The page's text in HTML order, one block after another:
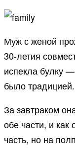
Муж с женой
30-летия
испекла булку
было традицией.
За завтраком
обе части, и
часть, но на